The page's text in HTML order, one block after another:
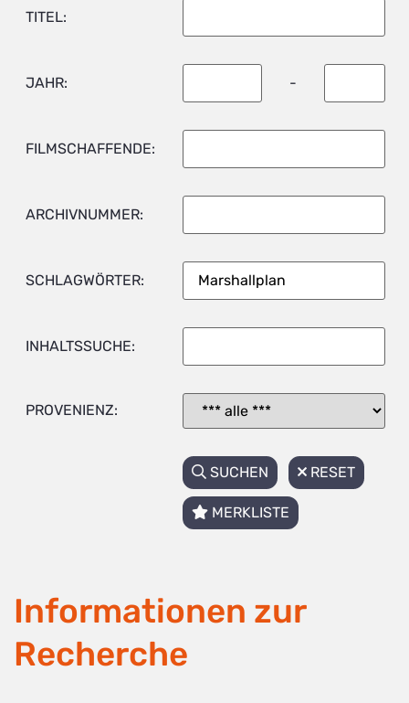
TITEL:
JAHR: -
FILMSCHAFFENDE:
ARCHIVNUMMER:
SCHLAGWÖRTER:
INHALTSSUCHE:
PROVENIENZ:
SUCHEN RESET
MERKLISTE
Informationen zur
Recherche